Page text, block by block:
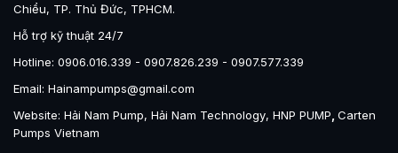
Chiểu, TP. Thủ Đức, TPHCM.
Hỗ trợ kỹ thuật 24/7
Hotline: 0906.016.339 - 0907.826.239 - 0907.577.339
Email: Hainampumps@gmail.com
Website: Hải Nam Pump, Hải Nam Technology, HNP PUMP Carten
Pumps Vietnam